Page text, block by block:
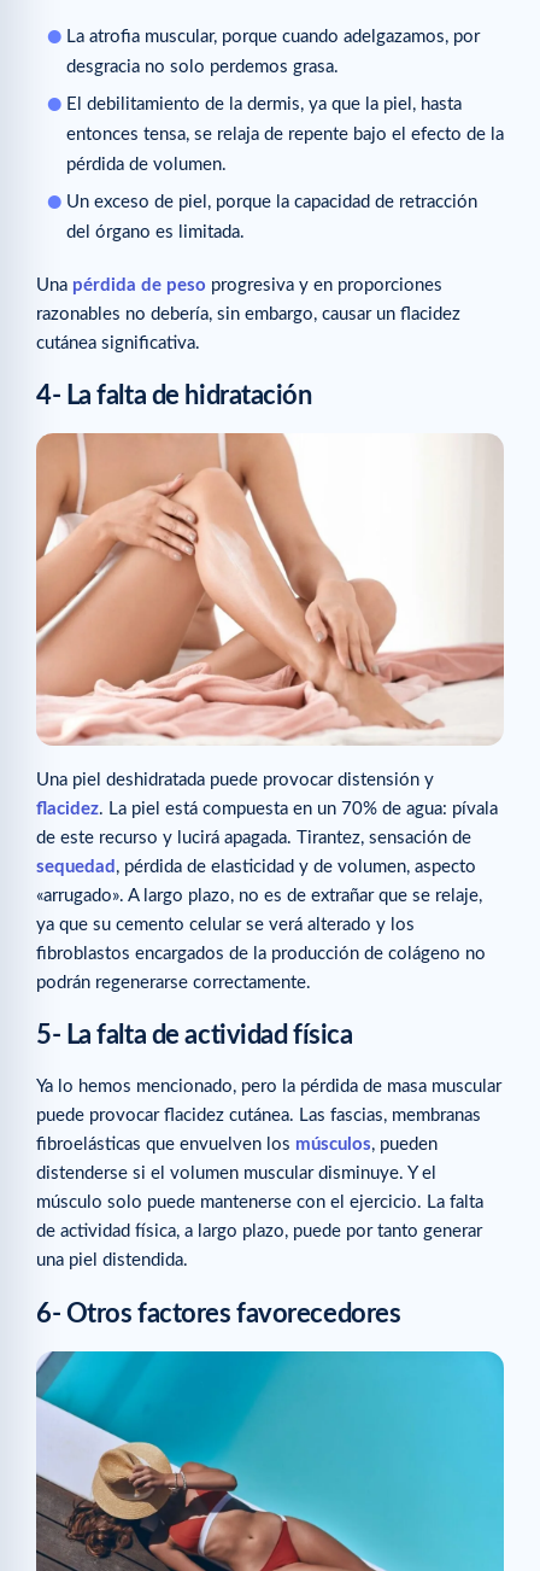
La atrofia muscular, porque cuando adelgazamos, por
desgracia no solo perdemos grasa.
El debilitamiento de la dermis, ya que la piel, hasta
entonces tensa, se relaja de repente bajo el efecto de la
pérdida de volumen.
Un exceso de piel, porque la capacidad de retracción
del órgano es limitada.
Una pérdida de peso progresiva y en proporciones
razonables no debería, sin embargo, causar un flacidez
cutánea significativa.
4- La falta de hidratación
Una piel deshidratada puede provocar distensión y
flacidez. La piel está compuesta en un 70% de agua: pívala
de este recurso y lucirá apagada. Tirantez, sensación de
sequedad , pérdida de elasticidad y de volumen, aspecto
«arrugado». A largo plazo, no es de extrañar que se relaje,
ya que su cemento celular se verá alterado y los
fibroblastos encargados de la producción de colágeno no
podrán regenerarse correctamente.
5- La falta de actividad física
Ya lo hemos mencionado, pero la pérdida de masa muscular
puede provocar flacidez cutánea. Las fascias, membranas
fibroelásticas que envuelven los músculos, pueden
distenderse si el volumen muscular disminuye. Y el
músculo solo puede mantenerse con el ejercicio. La falta
de actividad física, a largo plazo, puede por tanto generar
una piel distendida.
6- Otros factores favorecedores